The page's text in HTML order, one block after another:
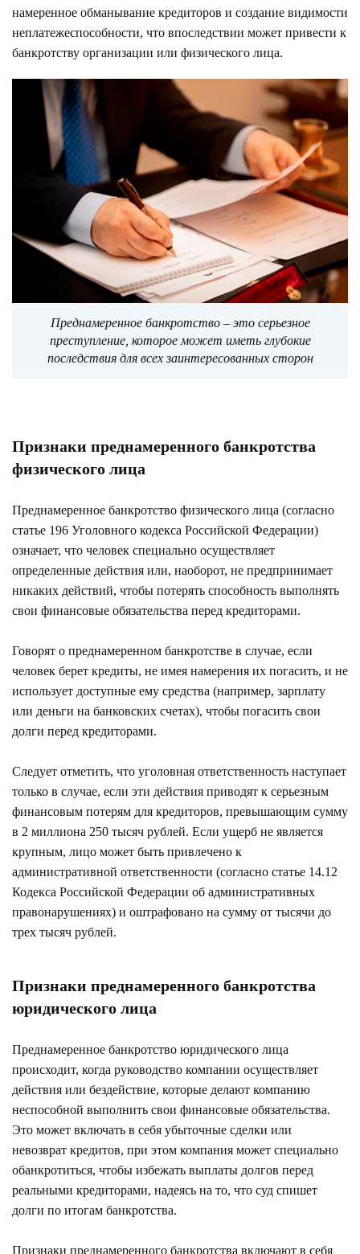
намеренное обманывание кредиторов и создание видимости
неплатежеспособности, что впоследствии может привести к
банкротству организации или физического лица.
Преднамеренное банкротство – это серьезное
преступление, которое может иметь глубокие
последствия для всех заинтересованных сторон
Признаки преднамеренного банкротства
физического лица
Преднамеренное банкротство физического лица (согласно
статье 196 Уголовного кодекса Российской Федерации)
означает, что человек специально осуществляет
определенные действия или, наоборот, не предпринимает
никаких действий, чтобы потерять способность выполнять
свои финансовые обязательства перед кредиторами.
Говорят о преднамеренном банкротстве в случае, если
человек берет кредиты, не имея намерения их погасить, и не
использует доступные ему средства (например, зарплату
или деньги на банковских счетах), чтобы погасить свои
долги перед кредиторами.
Следует отметить, что уголовная ответственность наступает
только в случае, если эти действия приводят к серьезным
финансовым потерям для кредиторов, превышающим сумму
в 2 миллиона 250 тысяч рублей. Если ущерб не является
крупным, лицо может быть привлечено к
административной ответственности (согласно статье 14.12
Кодекса Российской Федерации об административных
правонарушениях) и оштрафовано на сумму от тысячи до
трех тысяч рублей.
Признаки преднамеренного банкротства
юридического лица
Преднамеренное банкротство юридического лица
происходит, когда руководство компании осуществляет
действия или бездействие, которые делают компанию
неспособной выполнить свои финансовые обязательства.
Это может включать в себя убыточные сделки или
невозврат кредитов, при этом компания может специально
обанкротиться, чтобы избежать выплаты долгов перед
реальными кредиторами, надеясь на то, что суд спишет
долги по итогам банкротства.
Признаки преднамеренного банкротства включают в себя